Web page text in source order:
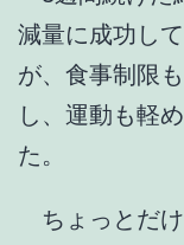
減量に成功し
が、食事制限
し、運動も軽
た。
ちょっとだ